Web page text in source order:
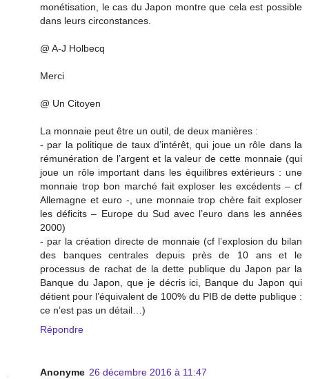
monétisation, le cas du Japon montre que cela est possible
dans leurs circonstances.
@ A-J Holbecq
Merci
@ Un Citoyen
La monnaie peut être un outil, de deux manières :
- par la politique de taux d’intérêt, qui joue un rôle dans la
rémunération de l’argent et la valeur de cette monnaie (qui
joue un rôle important dans les équilibres extérieurs : une
monnaie trop bon marché fait exploser les excédents – cf
Allemagne et euro -, une monnaie trop chère fait exploser
les déficits – Europe du Sud avec l’euro dans les années
2000)
- par la création directe de monnaie (cf l’explosion du bilan
des banques centrales depuis près de 10 ans et le
processus de rachat de la dette publique du Japon par la
Banque du Japon, que je décris ici, Banque du Japon qui
détient pour l’équivalent de 100% du PIB de dette publique :
ce n’est pas un détail…)
Répondre
Anonyme 26 décembre 2016 à 11:47